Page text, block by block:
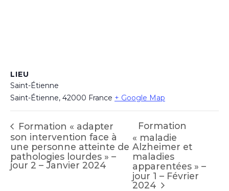
LIEU
Saint-Étienne
Saint-Étienne, 42000 France + Google Map
Formation « adapter
son intervention face à
une personne atteinte de
pathologies lourdes » –
jour 2 – Janvier 2024
Formation
« maladie
Alzheimer et
maladies
apparentées » –
jour 1 – Février
2024